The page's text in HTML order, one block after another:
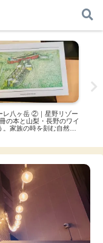
レ八ヶ岳 ②｜星野リゾー
の本と山梨・長野のワイ
。家族の時を刻む自然ア